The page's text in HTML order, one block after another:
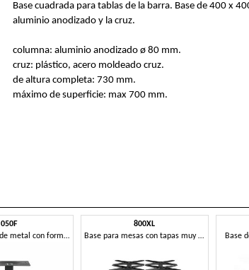
Base cuadrada para tablas de la barra. Base de 400 x
aluminio anodizado y la cruz.
columna: aluminio anodizado ø 80 mm.
cruz: plástico, acero moldeado cruz.
de altura completa: 730 mm.
máximo de superficie: max 700 mm.
050F
Base de mesa de metal con forma lineal
800XL
Base para mesas con tapas muy anchas
Base